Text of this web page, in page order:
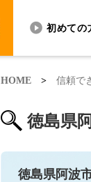
初めての
HOME > 信頼で
徳島県
徳島県阿波